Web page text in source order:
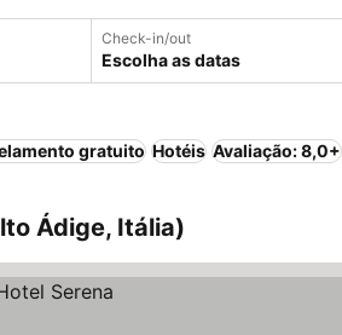
Check-in/out
Escolha as datas
gratuito Hotéis Avaliação: 8,0+
Ádige, Itália)